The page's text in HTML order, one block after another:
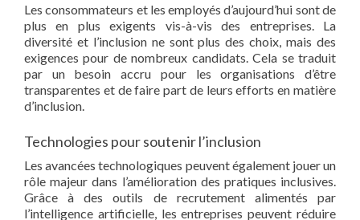
Les consommateurs et les employés d’aujourd’hui sont de
plus en plus exigents vis-à-vis des entreprises. La
diversité et l’inclusion ne sont plus des choix, mais des
exigences pour de nombreux candidats. Cela se traduit
par un besoin accru pour les organisations d’être
transparentes et de faire part de leurs efforts en matière
d’inclusion.
Technologies pour soutenir l’inclusion
Les avancées technologiques peuvent également jouer un
rôle majeur dans l’amélioration des pratiques inclusives.
Grâce à des outils de recrutement alimentés par
l’intelligence artificielle, les entreprises peuvent réduire